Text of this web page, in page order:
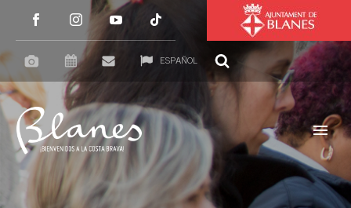
ESPAÑOL